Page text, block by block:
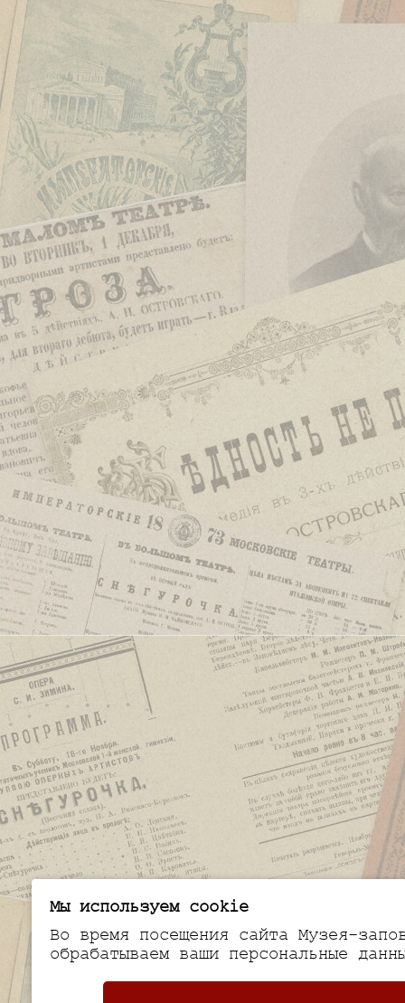
Мы используем cookie
Во время посещения сайта Музея-
обрабатываем ваши персональные